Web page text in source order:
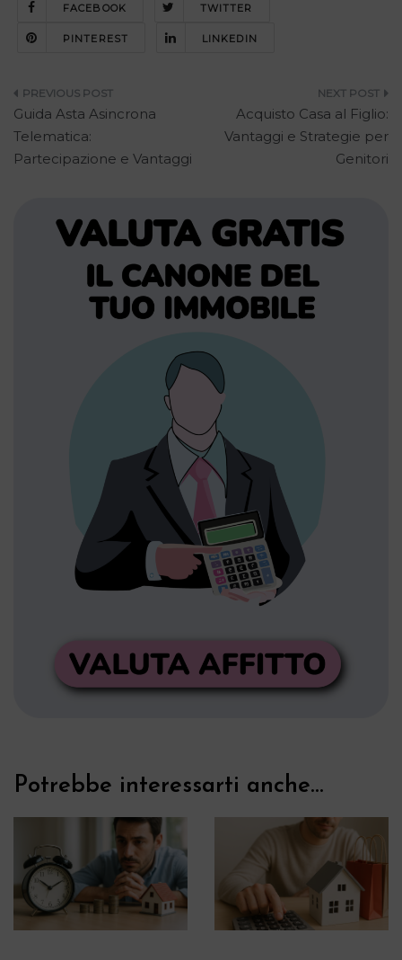
FACEBOOK TWITTER
PINTEREST LINKEDIN
Navigazione
articoli
Guida Asta Asincrona
Telematica:
Partecipazione e Vantaggi
Acquisto Casa al Figlio:
Vantaggi e Strategie per
Genitori
Potrebbe interessarti anche...